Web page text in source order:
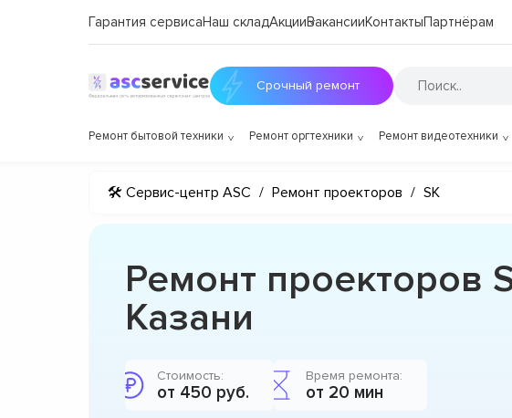
Гарантия сервисаНаш складАкцииВакансииКонтактыПартнёрам
Срочный ремонт
Ремонт бытовой техники Ремонт оргтехники Ремонт видеотехники
🛠 Сервис-центр ASC / Ремонт проекторов / SK
Ремонт проекторов
Казани
Стоимость:
от 450 руб.
Время ремонта:
от 20 мин